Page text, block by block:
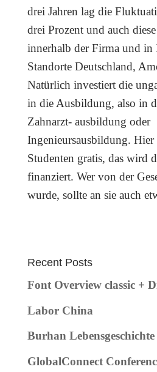
drei Jahren lag die
drei Prozent und auch
innerhalb der Firma und in
Standorte Deutschland,
Natürlich investiert die
in die Ausbildung, also in
Zahnarzt- ausbildung oder
Ingenieursausbildung. Hier
Studenten gratis, das wird
finanziert. Wer von der
wurde, sollte an sie auch
Recent Posts
Font Overview classic +
Labor China
Burhan Lebensgeschichte
GlobalConnect